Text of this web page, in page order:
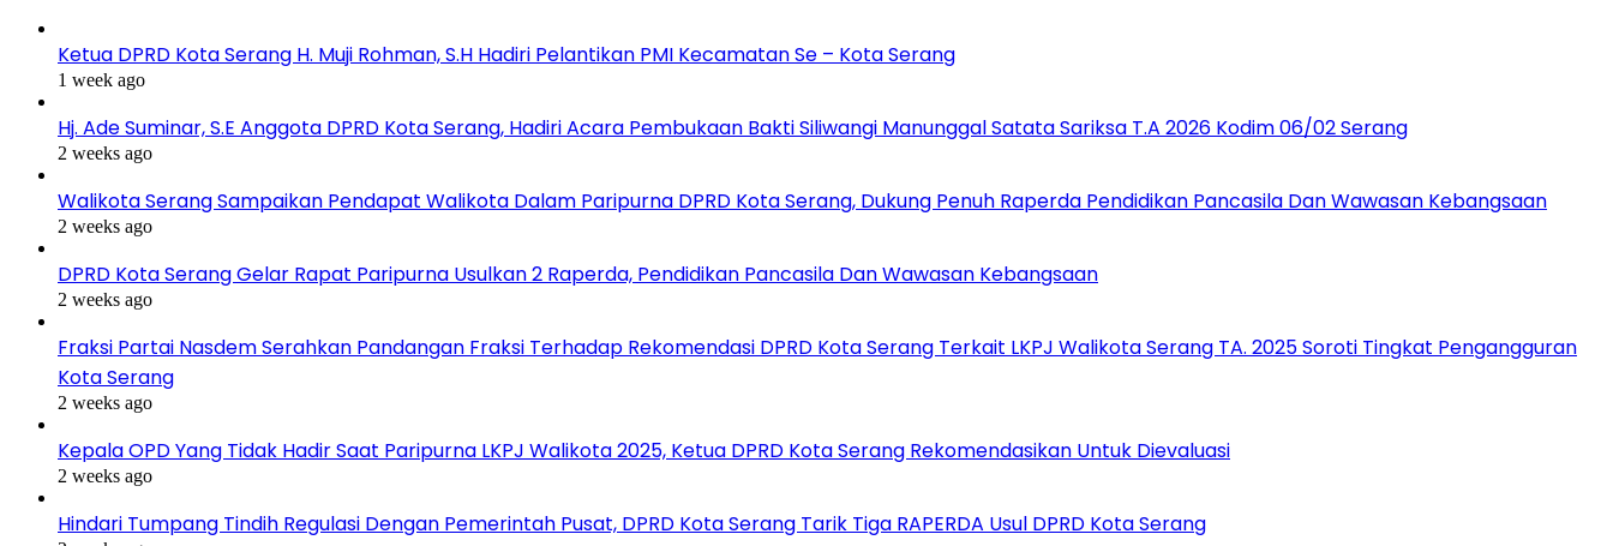
Ketua DPRD Kota Serang H. Muji Rohman, S.H Hadiri Pelantikan PMI Kecamatan Se – Kota Serang
1 week ago
Hj. Ade Suminar, S.E Anggota DPRD Kota Serang, Hadiri Acara Pembukaan Bakti Siliwangi Manunggal Satata Sariksa T.A 2026 Kodim 06/02 Serang
2 weeks ago
Walikota Serang Sampaikan Pendapat Walikota Dalam Paripurna DPRD Kota Serang, Dukung Penuh Raperda Pendidikan Pancasila Dan Wawasan Kebangsaan
2 weeks ago
DPRD Kota Serang Gelar Rapat Paripurna Usulkan 2 Raperda, Pendidikan Pancasila Dan Wawasan Kebangsaan
2 weeks ago
Fraksi Partai Nasdem Serahkan Pandangan Fraksi Terhadap Rekomendasi DPRD Kota Serang Terkait LKPJ Walikota Serang TA. 2025 Soroti Tingkat Pengangguran
Kota Serang
2 weeks ago
Kepala OPD Yang Tidak Hadir Saat Paripurna LKPJ Walikota 2025, Ketua DPRD Kota Serang Rekomendasikan Untuk Dievaluasi
2 weeks ago
Hindari Tumpang Tindih Regulasi Dengan Pemerintah Pusat, DPRD Kota Serang Tarik Tiga RAPERDA Usul DPRD Kota Serang